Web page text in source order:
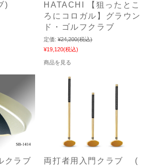
)
HATACHI 【狙ったとこ
ろにコロガル】グラウン
ド・ゴルフクラブ
定価: ¥24,200(税込)
¥19,120(税込)
商品を見る
クラブ
両打者用入門クラブ (